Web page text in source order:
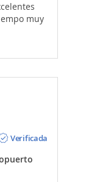
muy
Verificada